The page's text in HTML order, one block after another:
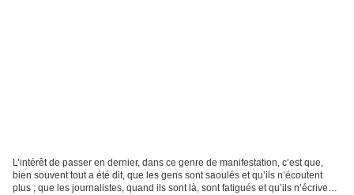
L’intérêt de passer en dernier, dans ce genre de manifestation, c’est que,
bien souvent tout a été dit, que les gens sont saoulés et qu’ils n’écoutent
plus ; que les journalistes, quand ils sont là, sont fatigués et qu’ils n’écrivent